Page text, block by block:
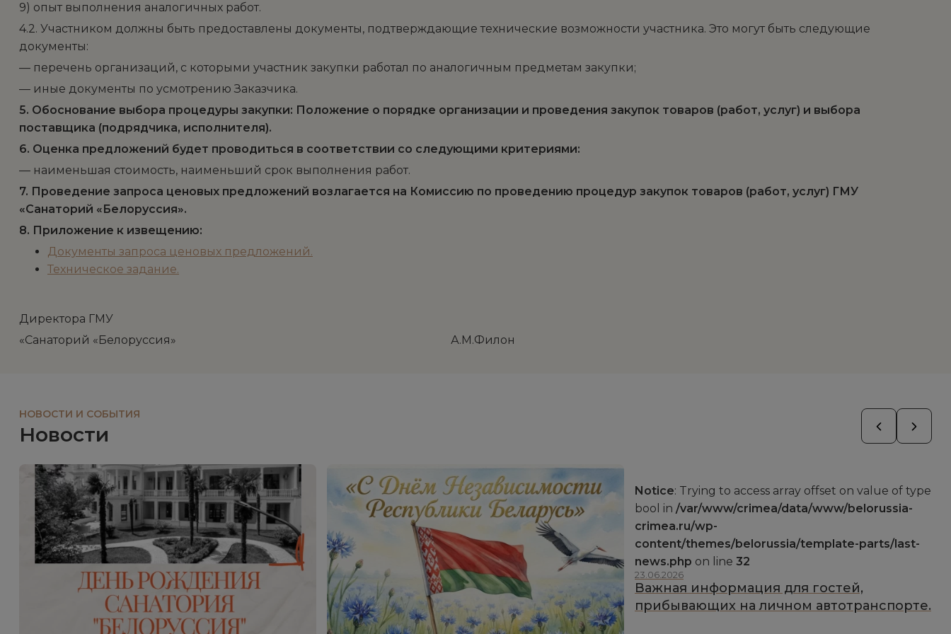
9) опыт выполнения аналогичных работ.
4.2. Участником должны быть предоставлены документы, подтверждающие технические возможности участника. Это могут быть следующие
документы:
— перечень организаций, с которыми участник закупки работал по аналогичным предметам закупки;
— иные документы по усмотрению Заказчика.
5. Обоснование выбора процедуры закупки: Положение о порядке организации и проведения закупок товаров (работ, услуг) и выбора
поставщика (подрядчика, исполнителя).
6. Оценка предложений будет проводиться в соответствии со следующими критериями:
— наименьшая стоимость, наименьший срок выполнения работ.
7. Проведение запроса ценовых предложений возлагается на Комиссию по проведению процедур закупок товаров (работ, услуг) ГМУ
«Санаторий «Белоруссия».
8. Приложение к извещению:
Документы запроса ценовых предложений.
Техническое задание.
Директора ГМУ
«Санаторий «Белоруссия» А.М.Филон
НОВОСТИ И СОБЫТИЯ
Новости
Notice: Trying to access array offset on value of type
bool in /var/www/crimea/data/www/belorussia-
crimea.ru/wp-
content/themes/belorussia/template-parts/last-
news.php on line 32
23.06.2026
Важная информация для гостей,
прибывающих на личном автотранспорте.